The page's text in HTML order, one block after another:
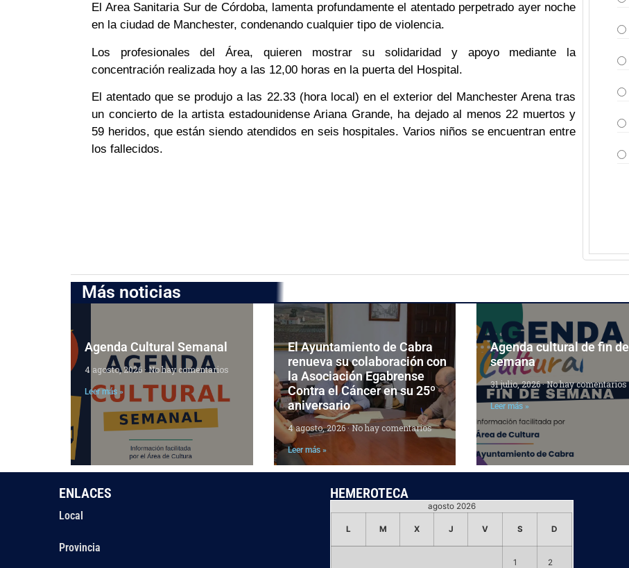
El Area Sanitaria Sur de Córdoba, lamenta profundamente el atentado perpetrado ayer noche
en la ciudad de Manchester, condenando cualquier tipo de violencia.
Los profesionales del Área, quieren mostrar su solidaridad y apoyo mediante la
concentración realizada hoy a las 12,00 horas en la puerta del Hospital.
El atentado que se produjo a las 22.33 (hora local) en el exterior del Manchester Arena tras
un concierto de la artista estadounidense Ariana Grande, ha dejado al menos 22 muertos y
59 heridos, que están siendo atendidos en seis hospitales. Varios niños se encuentran entre
los fallecidos.
Más noticias
Agenda Cultural Semanal
4 agosto, 2026 No hay comentarios
Leer más »
El Ayuntamiento de Cabra
renueva su colaboración con
la Asociación Egabrense
Contra el Cáncer en su 25º
aniversario
4 agosto, 2026 No hay comentarios
Leer más »
Agenda cultural de fin de
semana
31 julio, 2026No hay comentarios
Leer más »
ENLACES
Local
Provincia
HEMEROTECA
agosto 2026
L M X J V S D
1 2